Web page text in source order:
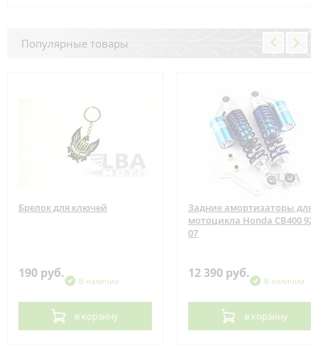
Популярные товары
Брелок для ключей
190 руб.
В наличии
в корзину
Задние амортизаторы для
мотоцикла Honda CB400 92-
07
12 390 руб.
В наличии
в корзину